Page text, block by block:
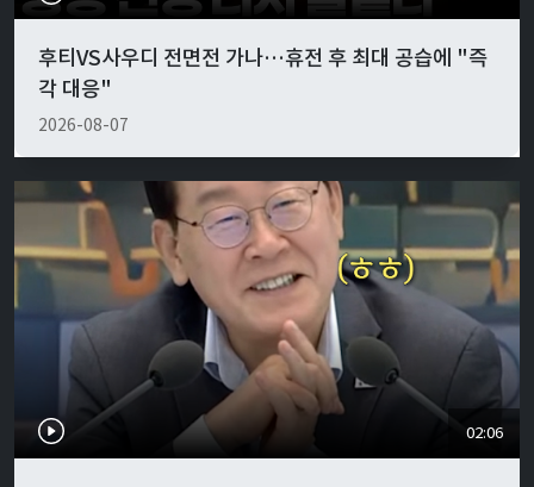
후티VS사우디 전면전 가나…휴전 후 최대 공습에 "즉
각 대응"
2026-08-07
02:06